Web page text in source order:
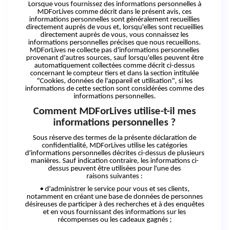
Lorsque vous fournissez des informations personnelles à
MDForLives comme décrit dans le présent avis, ces
informations personnelles sont généralement recueillies
directement auprès de vous et, lorsqu'elles sont recueillies
directement auprès de vous, vous connaissez les
informations personnelles précises que nous recueillons.
MDForLives ne collecte pas d'informations personnelles
provenant d'autres sources, sauf lorsqu'elles peuvent être
automatiquement collectées comme décrit ci-dessus
concernant le compteur tiers et dans la section intitulée
"Cookies, données de l'appareil et utilisation", si les
informations de cette section sont considérées comme des
informations personnelles.
Comment MDForLives utilise-t-il mes
informations personnelles ?
Sous réserve des termes de la présente déclaration de
confidentialité, MDForLives utilise les catégories
d'informations personnelles décrites ci-dessus de plusieurs
manières. Sauf indication contraire, les informations ci-
dessus peuvent être utilisées pour l'une des
raisons suivantes :
• d'administrerle service pour vous et ses clients,
notamment en créant une base de données de personnes
désireuses de participer à des recherches et à des enquêtes
et en vous fournissant des informations sur les
récompenses ou les cadeaux gagnés ;